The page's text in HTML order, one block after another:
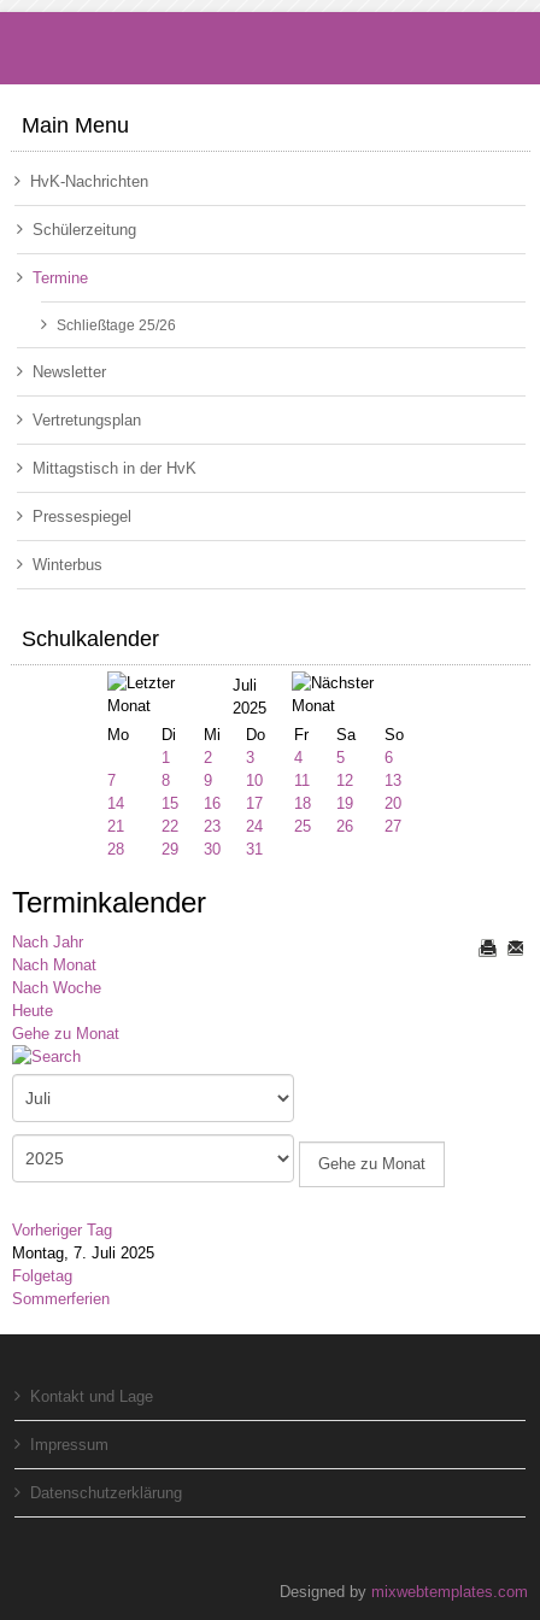
Main Menu
HvK-Nachrichten
Schülerzeitung
Termine
Schließtage 25/26
Newsletter
Vertretungsplan
Mittagstisch in der HvK
Pressespiegel
Winterbus
Schulkalender
Juli
2025
Mo
Di Mi Do Fr Sa
So
1
2 3 4 5
6
7
8 9 10 11 12
13
14
15 16 17 18 19
20
21
22 23 24 25 26
27
28
29 30 31
Terminkalender
Nach Jahr
Nach Monat
Nach Woche
Heute
Gehe zu Monat
Gehe zu Monat
Vorheriger Tag
Montag, 7. Juli 2025
Folgetag
Sommerferien
Kontakt und Lage
Impressum
Datenschutzerklärung
Designed by mixwebtemplates.com